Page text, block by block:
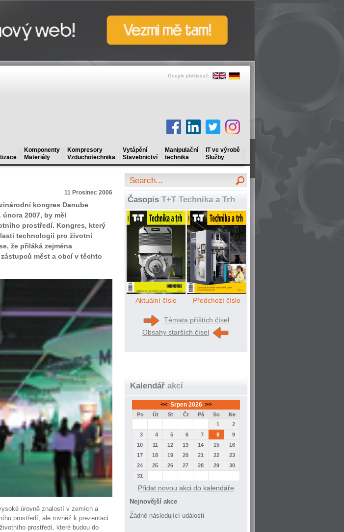
Google překladač:
Komponenty
Materiály
Kompresory
Vzduchotechnika
Vytápění
Stavebnictví
Manipulační
technika
IT ve výrobě
Služby
11 Prosinec 2006
kongres Danube
2007, by měl
prostředí. Kongres, který
technologií pro životní
že přiláká zejména
měst a obcí v těchto
úrovně znalostí v zemích a
prostředí, ale rovněž k prezentaci
prostředí, které budou do
Časopis T+T Technika a Trh
Aktuální číslo Předchozí číslo
Témata příštích čísel
Obsahy starších čísel
Kalendář akcí
<< Srpen 2026 >>
Po Út St Čt Pá So
Ne
1
2
3
4 5 6 7 8
9
10
11 12 13 14 15
16
17
18 19 20 21 22
23
24
25 26 27 28 29
30
31
Přidat novou akci do kalendáře
Nejnovější akce
Žádné následující události